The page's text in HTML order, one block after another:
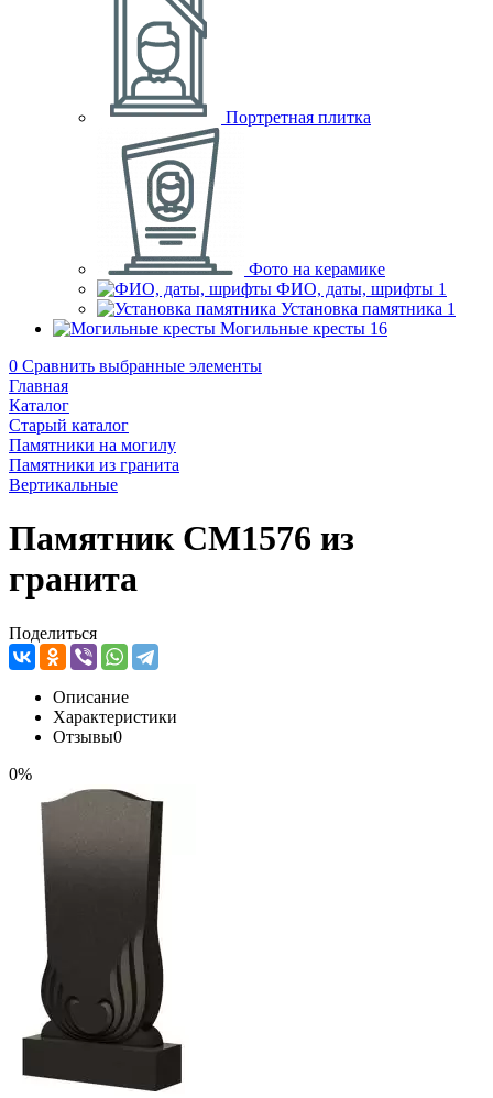
Портретная плитка
Фото на керамике
ФИО, даты, шрифты 1
Установка памятника 1
Могильные кресты 16
0 Сравнить выбранные элементы
Главная
Каталог
Старый каталог
Памятники на могилу
Памятники из гранита
Вертикальные
Памятник CM1576 из
гранита
Поделиться
Описание
Характеристики
Отзывы0
0%